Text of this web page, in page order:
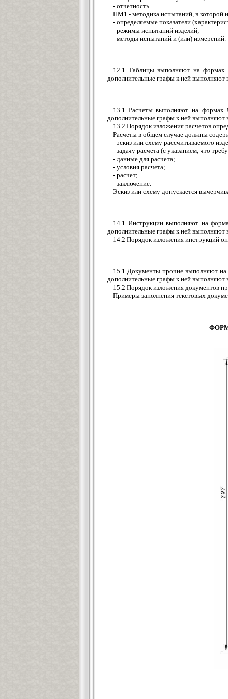
- отчетность.
ПМ1 - методика испытаний, в которой
- определяемые показатели
- режимы испытаний изделий;
- методы испытаний и (или) измерений.
12.1 Таблицы выполняют на
дополнительные графы к ней
13.1 Расчеты выполняют на
дополнительные графы к ней
13.2 Порядок изложения расчетов
Расчеты в общем случае должны
- эскиз или схему рассчитываемого
- задачу расчета (с указанием, что
- данные для расчета;
- условия расчета;
- расчет;
- заключение.
Эскиз или схему допускается
14.1 Инструкции выполняют на
дополнительные графы к ней
14.2 Порядок изложения инструкций
15.1 Документы прочие выполняют
дополнительные графы к ней
15.2 Порядок изложения документов
Примеры заполнения текстовых